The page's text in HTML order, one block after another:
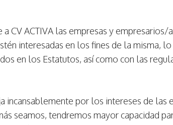
a CV ACTIVA las empresas y
interesadas en los fines de la misma,
en los Estatutos, así como con las
incansablemente por los intereses de
seamos, tendremos mayor capacidad